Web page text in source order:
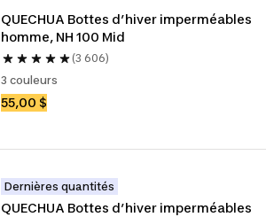
QUECHUA Bottes d’hiver imperméables
homme, NH 100 Mid
(3 606)
3 couleurs
55,00 $
Dernières quantités
QUECHUA Bottes d’hiver imperméables